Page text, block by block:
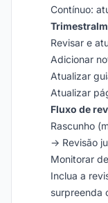
Contínuo:
Revisar e
Adicionar
Atualizar
Atualizar
Fluxo de
Rascunho
→ Revisão
Monitorar
Inclua a
surpreenda